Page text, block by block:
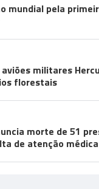
mundial pela
aviões militares
florestais
morte de 51
de atenção médica